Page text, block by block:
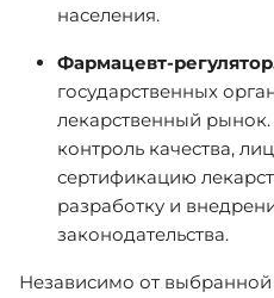
населения.
Фармацевт-
государственных
лекарственный
контроль качества,
сертификацию
разработку и
законодательства.
Независимо от выбранной